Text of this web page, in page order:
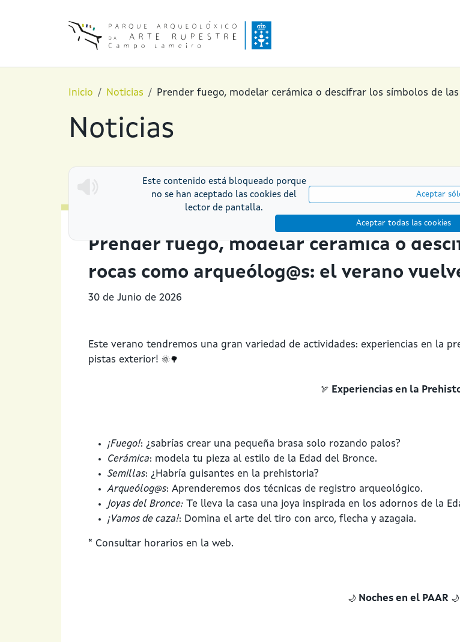
Inicio Noticias Prender fuego, modelar cerámica o descifrar los símbolos de
Noticias
Este contenido está bloqueado porque
no se han aceptado las cookies del
lector de pantalla.
Aceptar
Aceptar todas las cookies
Prender fuego, modelar cerámica o
rocas como arqueólog@s: el verano
30 de Junio de 2026
Este verano tendremos una gran variedad de actividades: experiencias en la
pistas exterior! 🌞🌳
🏹 Experiencias en la
¡Fuego!: ¿sabrías crear una pequeña brasa solo rozando palos?
Cerámica: modela tu pieza al estilo de la Edad del Bronce.
Semillas: ¿Habría guisantes en la prehistoria?
Arqueólog@s: Aprenderemos dos técnicas de registro arqueológico.
Joyas del Bronce: Te lleva la casa una joya inspirada en los adornos de la
¡Vamos de caza!: Domina el arte del tiro con arco, flecha y azagaia.
* Consultar horarios en la web.
🌙 Noches en el PAAR 🌙